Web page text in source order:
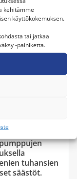
kehitämme
käyttökokemuksen.
tai jatkaa
-painiketta.
-35°C:n
suoritetaan
VTT:n
tuhansien
säästöt.